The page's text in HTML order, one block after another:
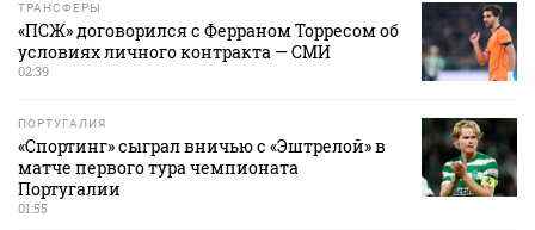
ТРАНСФЕРЫ
«ПСЖ» договорился с Ферраном Торресом об
условиях личного контракта — СМИ
02:39
ПОРТУГАЛИЯ
«Спортинг» сыграл вничью с «Эштрелой» в
матче первого тура чемпионата
Португалии
01:55